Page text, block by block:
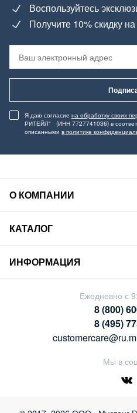
Воспользуйтесь
Получите 10% скидку
Я даю согласие на обработку своих
РИТЕЙЛ" (ИНН 7727741036) в
описанными в политике
О КОМПАНИИ
Mustang
Философия
Устойчивое развитие
Сотрудничество
КАТАЛОГ
Новая коллекция
Гид по мужскому дениму
Гид по женскому дениму
ИНФОРМАЦИЯ
Условия продажи
Политика
Ежедневно с
8 (800)
8 (495)
Мы в